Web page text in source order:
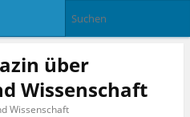
über
Wissenschaft
Wissenschaft